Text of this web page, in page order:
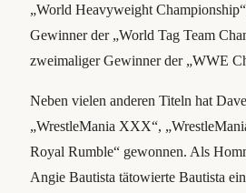
„World Heavyweight
Gewinner der „World Tag Team
zweimaliger Gewinner der „WWE
Neben vielen anderen Titeln hat
„WrestleMania XXX“,
Royal Rumble“ gewonnen. Als
Angie Bautista tätowierte Bautista